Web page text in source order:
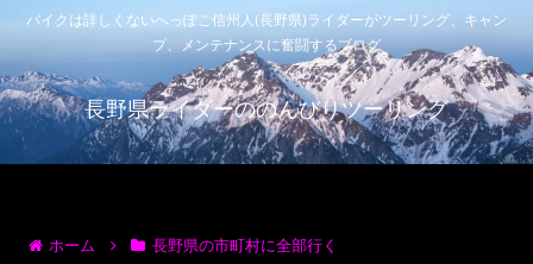
バイクは詳しくないへっぽこ信州人(長野県)ライダーがツーリング、キャン
プ、メンテナンスに奮闘するブログ
長野県ライダーののんびりツーリング
ホーム 長野県の市町村に全部行く